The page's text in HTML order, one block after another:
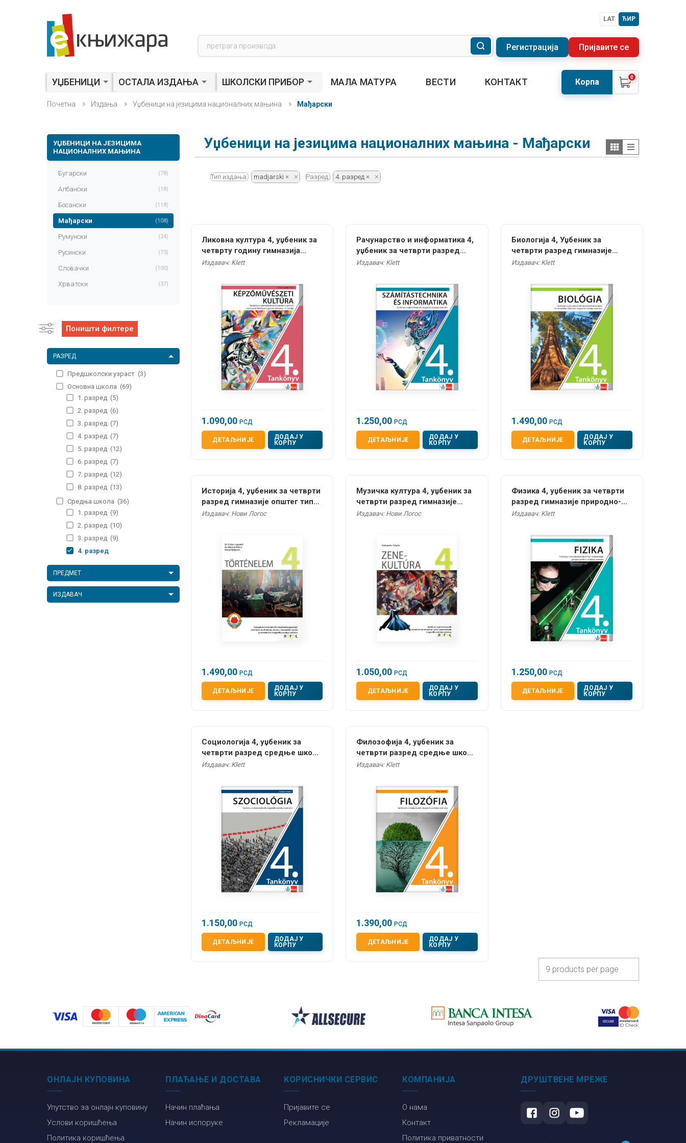
LAT ЋИР
Products
search
Регистрација Пријавите се
УЏБЕНИЦИ ОСТАЛА ИЗДАЊА ШКОЛСКИ ПРИБОР МАЛА МАТУРА ВЕСТИ КОНТАКТ Корпа 0
Почетна Издања Уџбеници на језицима националних мањина Мађарски
УЏБЕНИЦИ НА ЈЕЗИЦИМА
НАЦИОНАЛНИХ МАЊИНА
Бугарски (78)
Албански (18)
Босански (118)
Мађарски (108)
Румунски (24)
Русински (73)
Словачки (100)
Хрватски (37)
Поништи филтере
РАЗРЕД
Предшколски узраст (3)
Основна школа (69)
1. разред (5)
2. разред (6)
3. разред (7)
4. разред (7)
5. разред (12)
6. разред (7)
7. разред (12)
8. разред (13)
Средња школа (36)
1. разред (9)
2. разред (10)
3. разред (9)
4. разред
ПРЕДМЕТ
ИЗДАВАЧ
Уџбеници на језицима националних мањина - Мађарски
Тип издања: madjarski Разред: 4. разред
Ликовна култура 4, уџбеник за
четврту годину гимназија
друштвено-језичког смера на
Издавач: Klett
1.090,00 РСД
ДЕТАЉНИЈЕ
ДОДАЈ У
КОРПУ
Рачунарство и информатика 4,
уџбеник за четврти разред
гимназије на мађарском језику
Издавач: Klett
1.250,00РСД
ДЕТАЉНИЈЕ
ДОДАЈ У
КОРПУ
Биологија 4, Уџбеник за
четврти разред гимназије
природно-математичког смера
Издавач: Klett
1.490,00 РСД
ДЕТАЉНИЈЕ
ДОДАЈ У
КОРПУ
Историја 4, уџбеник за четврти
разред гимназије општег типа
и друштвено-језичког смера на
Издавач: Нови Логос
1.490,00 РСД
ДЕТАЉНИЈЕ
ДОДАЈ У
КОРПУ
Музичка култура 4, уџбеник за
четврти разред гимназије
друштвено-језичког смера на
Издавач: Нови Логос
1.050,00РСД
ДЕТАЉНИЈЕ
ДОДАЈ У
КОРПУ
Физика 4, уџбеник за четврти
разред гимназије природно-
математичког смера на
Издавач: Klett
1.250,00 РСД
ДЕТАЉНИЈЕ
ДОДАЈ У
КОРПУ
Социологија 4, уџбеник за
четврти разред средње школе
на мађарском језику
Издавач: Klett
1.150,00 РСД
ДЕТАЉНИЈЕ
ДОДАЈ У
КОРПУ
Филозофија 4, уџбеник за
четврти разред средње школе
на мађарском језику
Издавач: Klett
1.390,00РСД
ДЕТАЉНИЈЕ
ДОДАЈ У
КОРПУ
ОНЛАЈН КУПОВИНА
Упутство за онлајн куповину
Услови коришћења
Политика коришћења
ПЛАЋАЊЕ И ДОСТАВА
Начин плаћања
Начин испоруке
КОРИСНИЧКИ СЕРВИС
Пријавите се
Рекламације
КОМПАНИЈА
О нама
Контакт
Политика приватности
ДРУШТВЕНЕ МРЕЖЕ